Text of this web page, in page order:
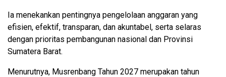
Ia menekankan pentingnya pengelolaan anggaran yang
efisien, efektif, transparan, dan akuntabel, serta selaras
dengan prioritas pembangunan nasional dan Provinsi
Sumatera Barat.
Menurutnya, Musrenbang Tahun 2027 merupakan tahun